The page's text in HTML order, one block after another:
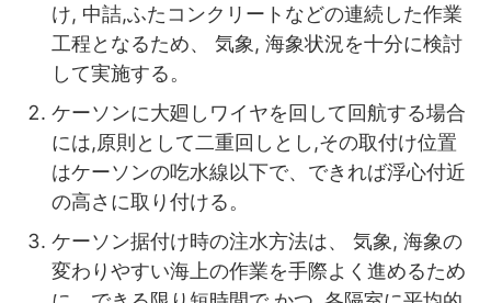
け, 中詰,ふたコンクリートなどの連続した作業
工程となるため、 気象, 海象状況を十分に検討
して実施する。
ケーソンに大廻しワイヤを回して回航する場合
には,原則として二重回しとし,その取付け位置
はケーソンの吃水線以下で、できれば浮心付近
の高さに取り付ける。
ケーソン据付け時の注水方法は、 気象, 海象の
変わりやすい海上の作業を手際よく進めるため